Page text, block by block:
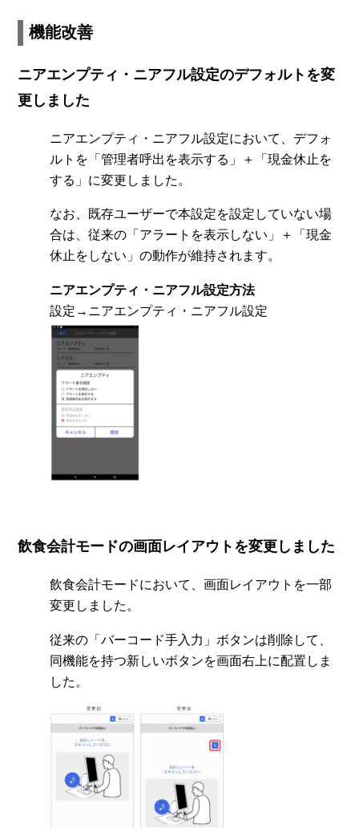
機能改善
ニアエンプティ・ニアフル設定のデフォルトを変
更しました
ニアエンプティ・ニアフル設定において、デフォ
ルトを「管理者呼出を表示する」＋「現金休止を
する」に変更しました。
なお、既存ユーザーで本設定を設定していない場
合は、従来の「アラートを表示しない」＋「現金
休止をしない」の動作が維持されます。
ニアエンプティ・ニアフル設定方法
設定→ニアエンプティ・ニアフル設定
飲食会計モードの画面レイアウトを変更しました
飲食会計モードにおいて、画面レイアウトを一部
変更しました。
従来の「バーコード手入力」ボタンは削除して、
同機能を持つ新しいボタンを画面右上に配置しま
した。